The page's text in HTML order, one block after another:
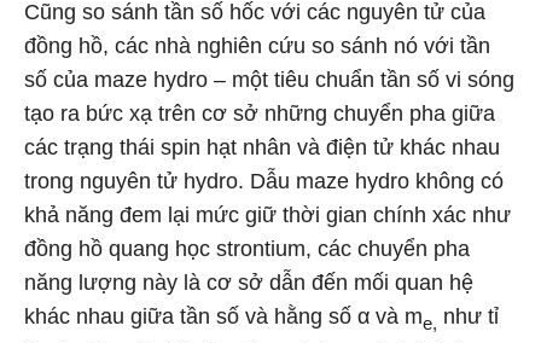
Cũng so sánh tần số hốc với các nguyên tử của
đồng hồ, các nhà nghiên cứu so sánh nó với tần
số của maze hydro – một tiêu chuẩn tần số vi sóng
tạo ra bức xạ trên cơ sở những chuyển pha giữa
các trạng thái spin hạt nhân và điện tử khác nhau
trong nguyên tử hydro. Dẫu maze hydro không có
khả năng đem lại mức giữ thời gian chính xác như
đồng hồ quang học strontium, các chuyển pha
năng lượng này là cơ sở dẫn đến mối quan hệ
khác nhau giữa tần số và hằng số α và me, như tỉ